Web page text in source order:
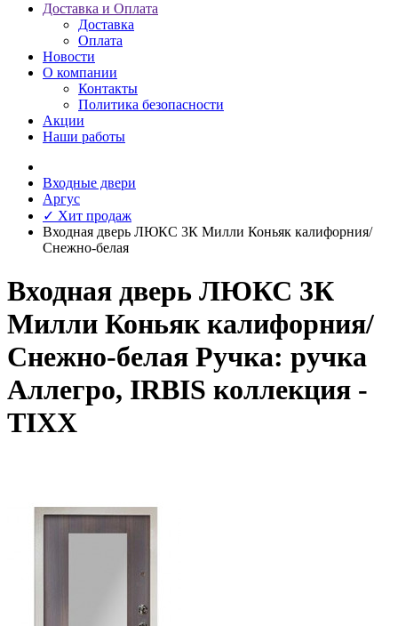
Доставка и Оплата
Доставка
Оплата
Новости
О компании
Контакты
Политика безопасности
Акции
Наши работы
Входные двери
Аргус
✓ Хит продаж
Входная дверь ЛЮКС 3К Милли Коньяк калифорния/
Снежно-белая
Входная дверь ЛЮКС 3К
Милли Коньяк калифорния/
Снежно-белая Ручка: ручка
Аллегро, IRBIS коллекция -
TIXX